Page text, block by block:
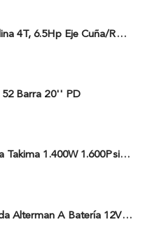
Motor Alterman Gasolina 4T, 6.5Hp Eje Cuña/Rosca 3/4", Xge65K.
Barra 20'' PD
Hidrolavadora Eléctrica Takima 1.400W 1.600Psi, Tkepw-1600-A.
Fumigadora De Espalda Alterman A Baterí­a 12V/12Ah, 20Litros, Xkes20.